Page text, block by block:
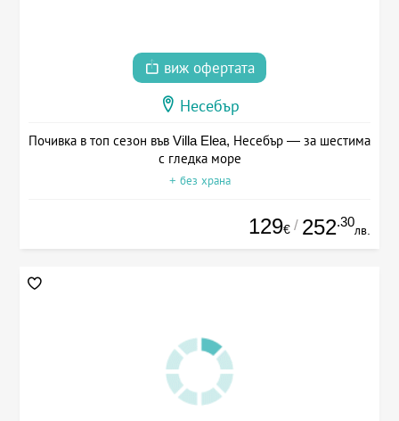
виж офертата
Несебър
Почивка в топ сезон във Villa Elea, Несебър — за шестима
с гледка море
+ без храна
129€ / 252.30
лв.